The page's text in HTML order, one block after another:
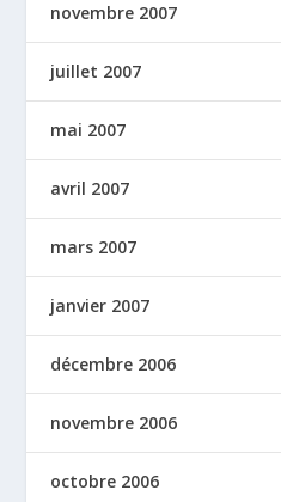
novembre 2007
juillet 2007
mai 2007
avril 2007
mars 2007
janvier 2007
décembre 2006
novembre 2006
octobre 2006